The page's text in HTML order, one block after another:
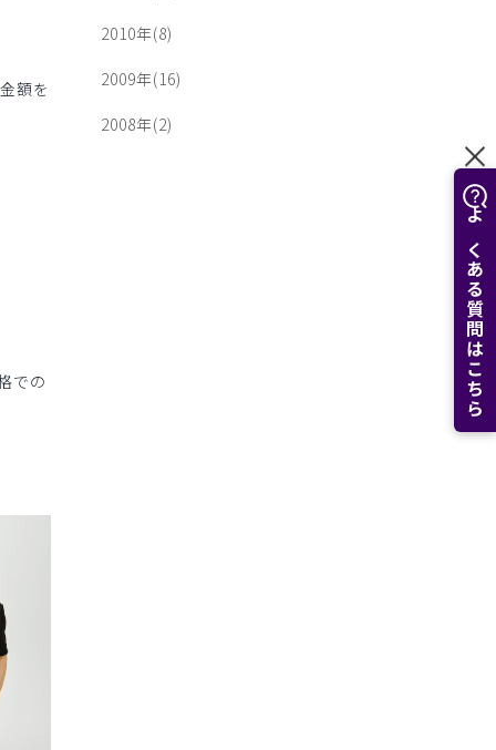
よくある質問はこちら
額を
での
2010年(8)
2009年(16)
2008年(2)